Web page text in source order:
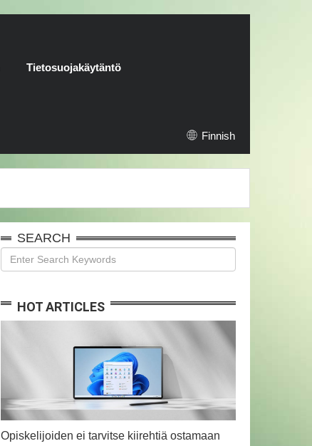
Tietosuojakäytäntö
Finnish
SEARCH
HOT ARTICLES
Opiskelijoiden ei tarvitse kiirehtiä ostamaan